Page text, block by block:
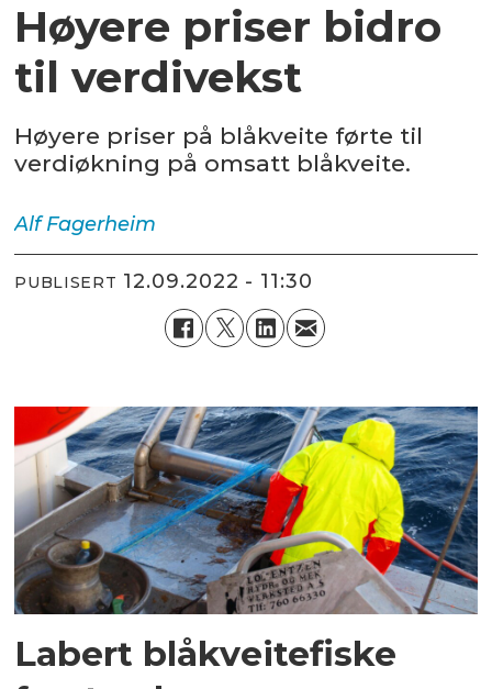
Høyere priser bidro
til verdivekst
Høyere priser på blåkveite førte til
verdiøkning på omsatt blåkveite.
Alf Fagerheim
PUBLISERT 12.09.2022 - 11:30
Labert blåkveitefiske